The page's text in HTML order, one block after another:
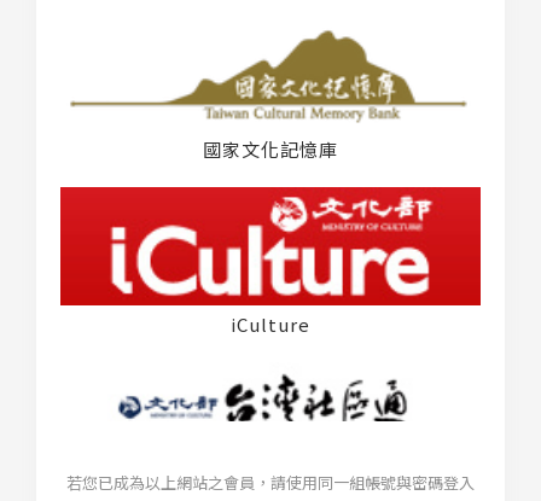
國家文化記憶庫
iCulture
若您已成為以上網站之會員，請使用同一組帳號與密碼登入